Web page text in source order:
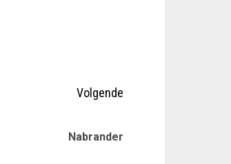
Volgende
Nabrander